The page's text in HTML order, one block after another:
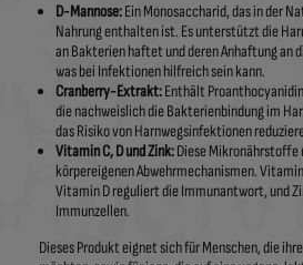
D-Mannose:Ein Monosaccharid, das in der
Nahrung enthalten ist. Es unterstützt die
an Bakterien haftet und deren Anhaftung an
was bei Infektionen hilfreich sein kann.
Cranberry-Extrakt:Enthält
die nachweislich die Bakterienbindung im
das Risiko von Harnwegsinfektionen
Vitamin C, D und Zink:Diese
körpereigenen Abwehrmechanismen.
Vitamin D reguliert die Immunantwort, und
Immunzellen.
Dieses Produkt eignet sich für Menschen, die